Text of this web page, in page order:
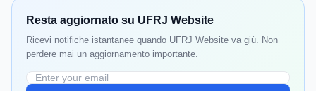
Resta aggiornato su UFRJ Website
Ricevi notifiche istantanee quando UFRJ Website va giù. Non
perdere mai un aggiornamento importante.